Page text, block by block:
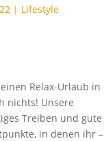
| Lifestyle
Relax-Urlaub in
nichts! Unsere
Treiben und gute
in denen ihr –